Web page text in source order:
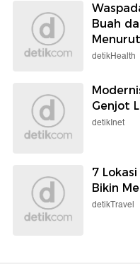
Buah
detikHealth
Genjot
detikInet
7
Bikin
detikTravel